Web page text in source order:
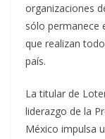
organizaciones
sólo permanece
que realizan
país.
La titular de
liderazgo de la
México impulsa